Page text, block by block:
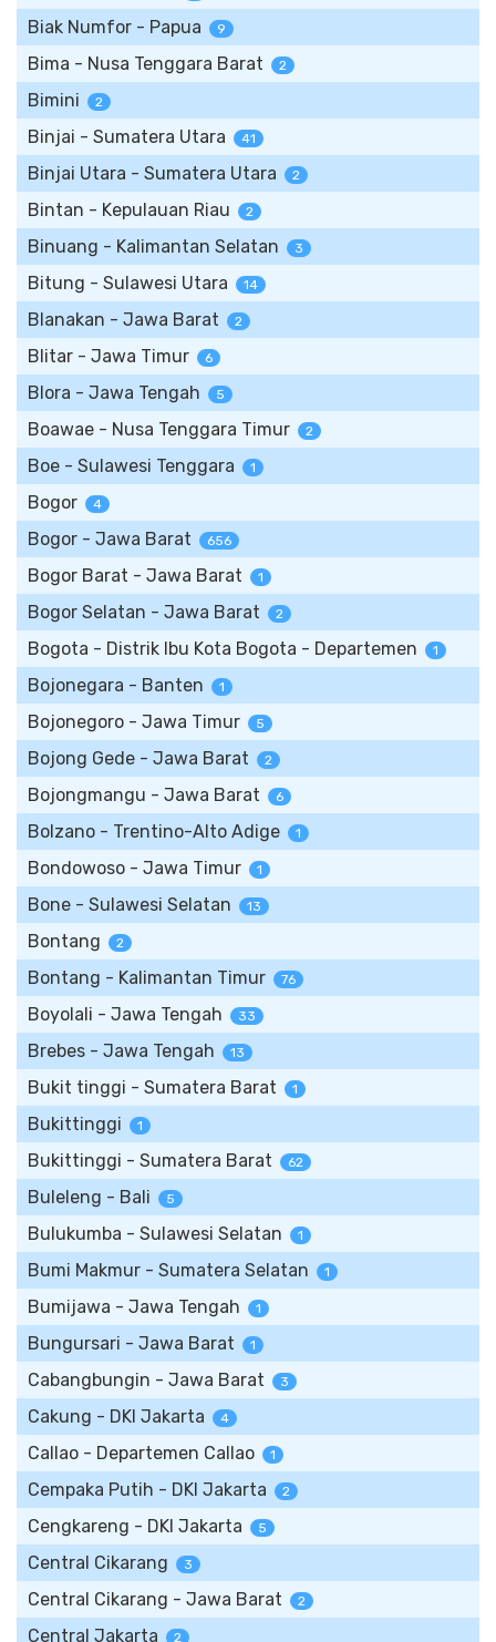
Biak Numfor - Papua 9
Bima - Nusa Tenggara Barat 2
Bimini 2
Binjai - Sumatera Utara 41
Binjai Utara - Sumatera Utara 2
Bintan - Kepulauan Riau 2
Binuang - Kalimantan Selatan 3
Bitung - Sulawesi Utara 14
Blanakan - Jawa Barat 2
Blitar - Jawa Timur 6
Blora - Jawa Tengah 5
Boawae - Nusa Tenggara Timur 2
Boe - Sulawesi Tenggara 1
Bogor 4
Bogor - Jawa Barat 656
Bogor Barat - Jawa Barat 1
Bogor Selatan - Jawa Barat 2
Bogota - Distrik Ibu Kota Bogota - Departemen 1
Bojonegara - Banten 1
Bojonegoro - Jawa Timur 5
Bojong Gede - Jawa Barat 2
Bojongmangu - Jawa Barat 6
Bolzano - Trentino-Alto Adige 1
Bondowoso - Jawa Timur 1
Bone - Sulawesi Selatan 13
Bontang 2
Bontang - Kalimantan Timur 76
Boyolali - Jawa Tengah 33
Brebes - Jawa Tengah 13
Bukit tinggi - Sumatera Barat 1
Bukittinggi 1
Bukittinggi - Sumatera Barat 62
Buleleng - Bali 5
Bulukumba - Sulawesi Selatan 1
Bumi Makmur - Sumatera Selatan 1
Bumijawa - Jawa Tengah 1
Bungursari - Jawa Barat 1
Cabangbungin - Jawa Barat 3
Cakung - DKI Jakarta 4
Callao - Departemen Callao 1
Cempaka Putih - DKI Jakarta 2
Cengkareng - DKI Jakarta 5
Central Cikarang 3
Central Cikarang - Jawa Barat 2
Central Jakarta 2